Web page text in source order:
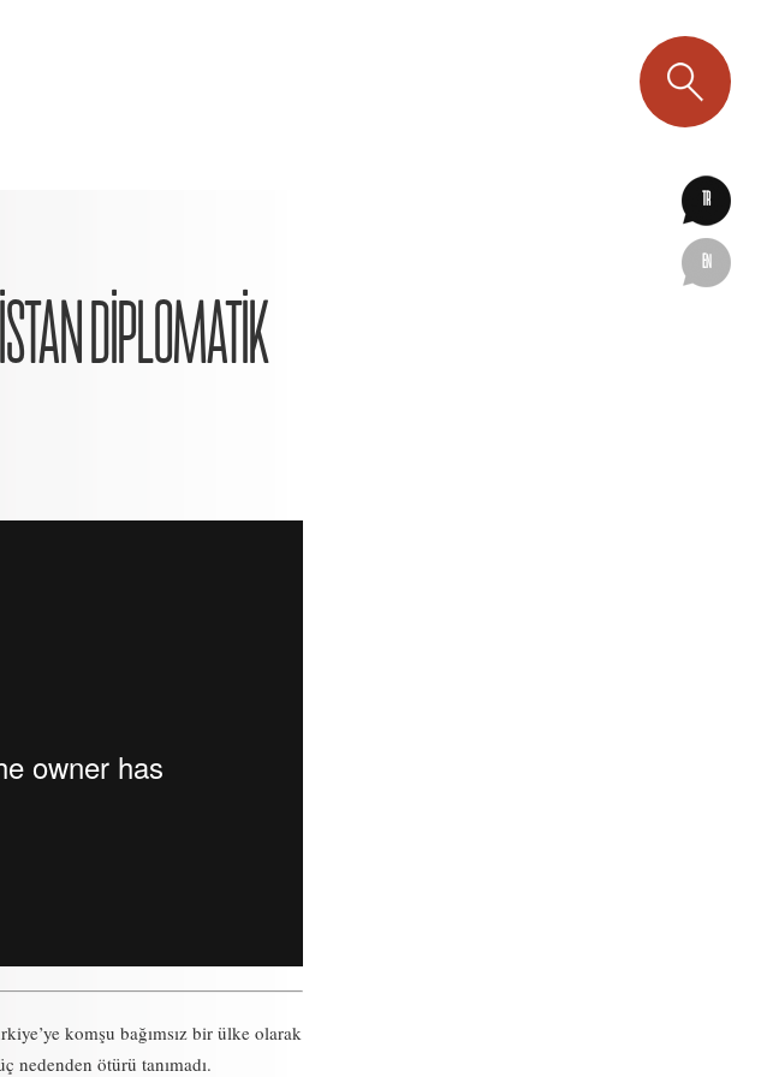
TR
EN
DIPLOMATIK
komşu bağımsız bir ülke olarak
nedenden ötürü tanımadı.